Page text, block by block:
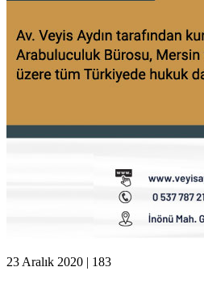
23 Aralık 2020 | 183